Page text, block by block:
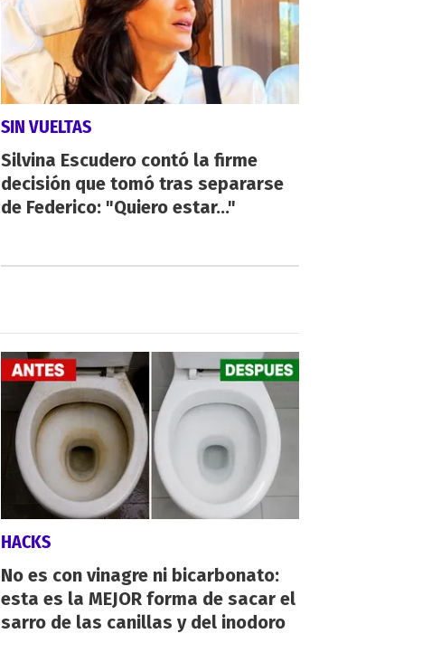
SIN VUELTAS
Silvina Escudero contó la firme
decisión que tomó tras separarse
de Federico: "Quiero estar..."
HACKS
No es con vinagre ni bicarbonato:
esta es la MEJOR forma de sacar el
sarro de las canillas y del inodoro